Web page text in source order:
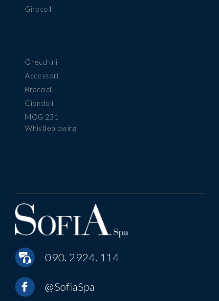
Girocolli
Orecchini
Accessori
Bracciali
Ciondoli
MOG 231
Whistleblowing
090. 2924. 114
@SofiaSpa